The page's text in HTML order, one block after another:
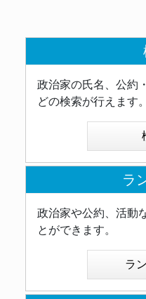
政治家の氏名、公約
どの検索が行えます。
ラ
政治家や公約、活動
とができます。
ラ